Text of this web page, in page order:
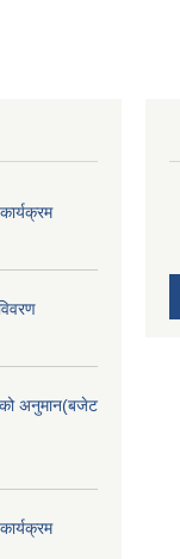
अनुमान(बजेट